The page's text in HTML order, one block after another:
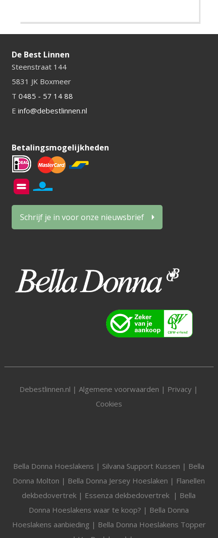
De Best Linnen
Steenstraat 144
5831 JK Boxmeer
T 0485 - 57 14 88
E info@debestlinnen.nl
Betalingsmogelijkheden
Schrijf je in voor onze nieuwsbrief
Debestlinnen.nl |Algemene voorwaarden | Privacy |
Cookies
Bella Donna Hoeslakens | Silvana Support Kussen | Bella
Donna Molton | Bella Donna Jersey Hoeslaken | Flanellen
dekbedovertrek | Essenza dekbedovertrek | Bella
Donna Hoeslakens waar te koop? | Bella Donna
Hoeslakens aanbieding | Bella Donna Hoeslakens Topper